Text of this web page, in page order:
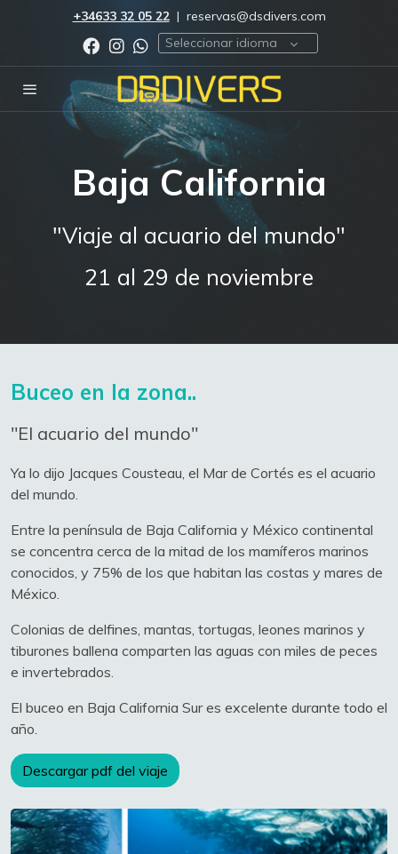
+34633 32 05 22 | reservas@dsdivers.com
Seleccionar idioma
Baja California
"Viaje al acuario del mundo"
21 al 29 de noviembre
Buceo en la zona..
"El acuario del mundo"
Ya lo dijo Jacques Cousteau, el Mar de Cortés es el acuario
del mundo.
Entre la península de Baja California y México continental
se concentra cerca de la mitad de los mamíferos marinos
conocidos, y 75% de los que habitan las costas y mares de
México.
Colonias de delfines, mantas, tortugas, leones marinos y
tiburones ballena comparten las aguas con miles de peces
e invertebrados.
El buceo en Baja California Sur es excelente durante todo el
año.
Descargar pdf del viaje